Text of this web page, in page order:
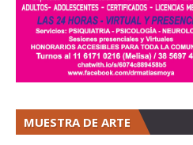
MUESTRA DE ARTE